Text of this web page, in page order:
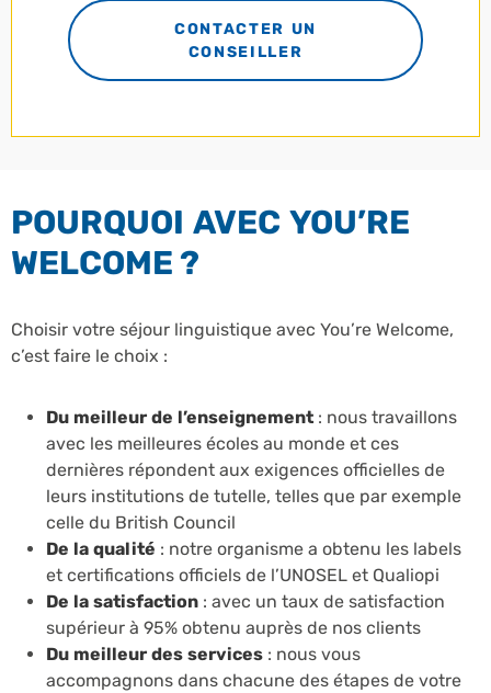
CONTACTER UN
CONSEILLER
POURQUOI AVEC YOU’RE
WELCOME ?
Choisir votre séjour linguistique avec You’re Welcome,
c’est faire le choix :
Du meilleur de l’enseignement : nous travaillons
avec les meilleures écoles au monde et ces
dernières répondent aux exigences officielles de
leurs institutions de tutelle, telles que par exemple
celle du British Council
De la qualité : notre organisme a obtenu les labels
et certifications officiels de l’UNOSEL et Qualiopi
De la satisfaction : avec un taux de satisfaction
supérieur à 95% obtenu auprès de nos clients
Du meilleur des services : nous vous
accompagnons dans chacune des étapes de votre